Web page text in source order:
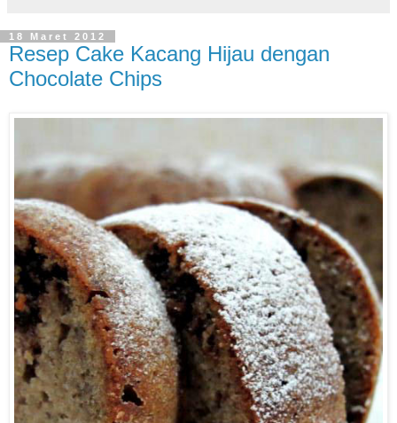
18 Maret 2012
Resep Cake Kacang Hijau dengan
Chocolate Chips